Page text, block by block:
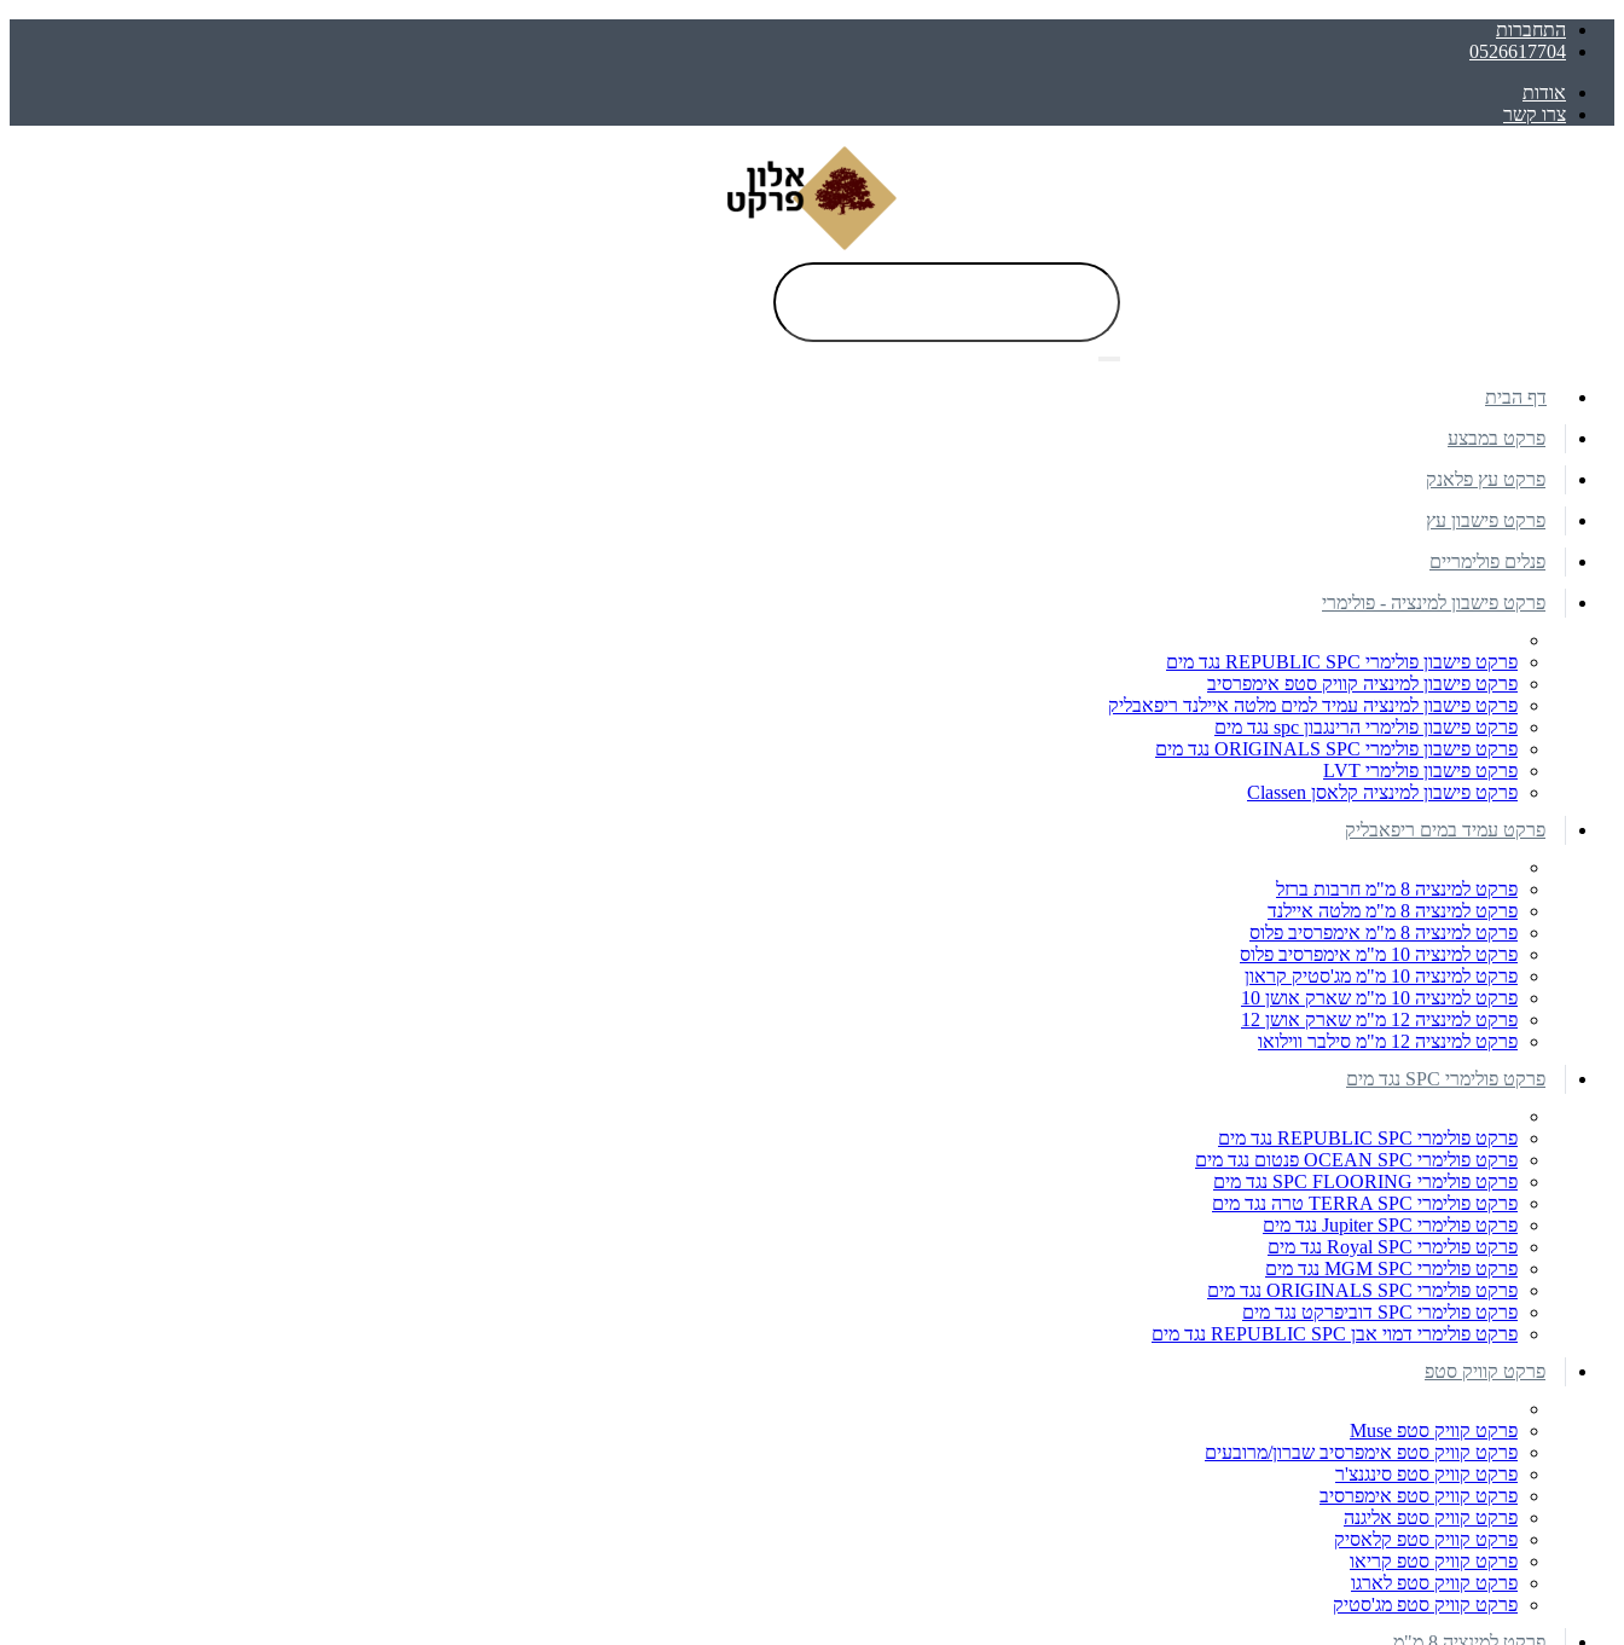
התחברות
0526617704
אודות
צרו קשר
דף הבית
פרקט במבצע
פרקט עץ פלאנק
פרקט פישבון עץ
פנלים פולימריים
פרקט פישבון למינציה - פולימרי
פרקט פישבון פולימרי REPUBLIC SPC נגד מים
פרקט פישבון למינציה קוויק סטפ אימפרסיב
פרקט פישבון למינציה עמיד למים מלטה איילנד ריפאבליק
פרקט פישבון פולימרי הרינגבון spc נגד מים
פרקט פישבון פולימרי ORIGINALS SPC נגד מים
פרקט פישבון פולימרי LVT
פרקט פישבון למינציה קלאסן Classen
פרקט עמיד במים ריפאבליק
פרקט למינציה 8 מ"מ חרבות ברזל
פרקט למינציה 8 מ"מ מלטה איילנד
פרקט למינציה 8 מ"מ אימפרסיב פלוס
פרקט למינציה 10 מ"מ אימפרסיב פלוס
פרקט למינציה 10 מ"מ מג'סטיק קראון
פרקט למינציה 10 מ"מ שארק אושן 10
פרקט למינציה 12 מ"מ שארק אושן 12
פרקט למינציה 12 מ"מ סילבר ווילואו
פרקט פולימרי SPC נגד מים
פרקט פולימרי REPUBLIC SPC נגד מים
פרקט פולימרי OCEAN SPC פנטום נגד מים
פרקט פולימרי SPC FLOORING נגד מים
פרקט פולימרי TERRA SPC טרה נגד מים
פרקט פולימרי Jupiter SPC נגד מים
פרקט פולימרי Royal SPC נגד מים
פרקט פולימרי MGM SPC נגד מים
פרקט פולימרי ORIGINALS SPC נגד מים
פרקט פולימרי SPC דוביפרקט נגד מים
פרקט פולימרי דמוי אבן REPUBLIC SPC נגד מים
פרקט קוויק סטפ
פרקט קוויק סטפ Muse
פרקט קוויק סטפ אימפרסיב שברון/מרובעים
פרקט קוויק סטפ סינגנצ'ר
פרקט קוויק סטפ אימפרסיב
פרקט קוויק סטפ אליגנה
פרקט קוויק סטפ קלאסיק
פרקט קוויק סטפ קריאו
פרקט קוויק סטפ לארגו
פרקט קוויק סטפ מג'סטיק